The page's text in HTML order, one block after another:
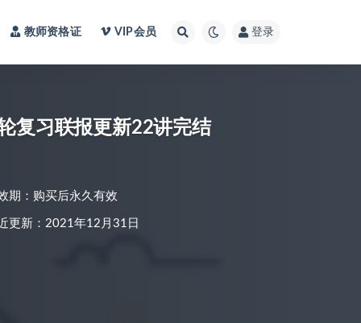
教师资格证 VIP会员 登录
复习联报更新22讲完结
期：购买后永久有效
更新：2021年12月31日